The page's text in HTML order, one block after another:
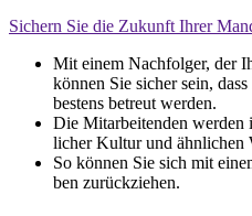
Sichern Sie die Zukunft Ihrer
Mit einem Nach­fol­ger, der
kön­nen Sie sicher sein,
bes­tens betreut wer­den.
Die Mit­ar­bei­ten­den
li­cher Kul­tur und ähn­li­chen
So kön­nen Sie sich mit
ben zurück­zie­hen.